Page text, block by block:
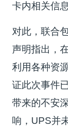
卡内相关信
对此，联合
声明指出，
利用各种资
证此次事件
带来的不安
响，UPS并